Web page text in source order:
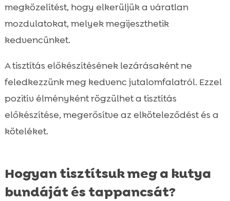
megközelítést, hogy elkerüljük a váratlan
mozdulatokat, melyek megijeszthetik
kedvencünket.
A tisztítás előkészítésének lezárásaként ne
feledkezzünk meg kedvenc jutalomfalatról. Ezzel
pozitív élményként rögzülhet a tisztítás
előkészítése, megerősítve az elköteleződést és a
köteléket.
Hogyan tisztítsuk meg a kutya
bundáját és tappancsát?